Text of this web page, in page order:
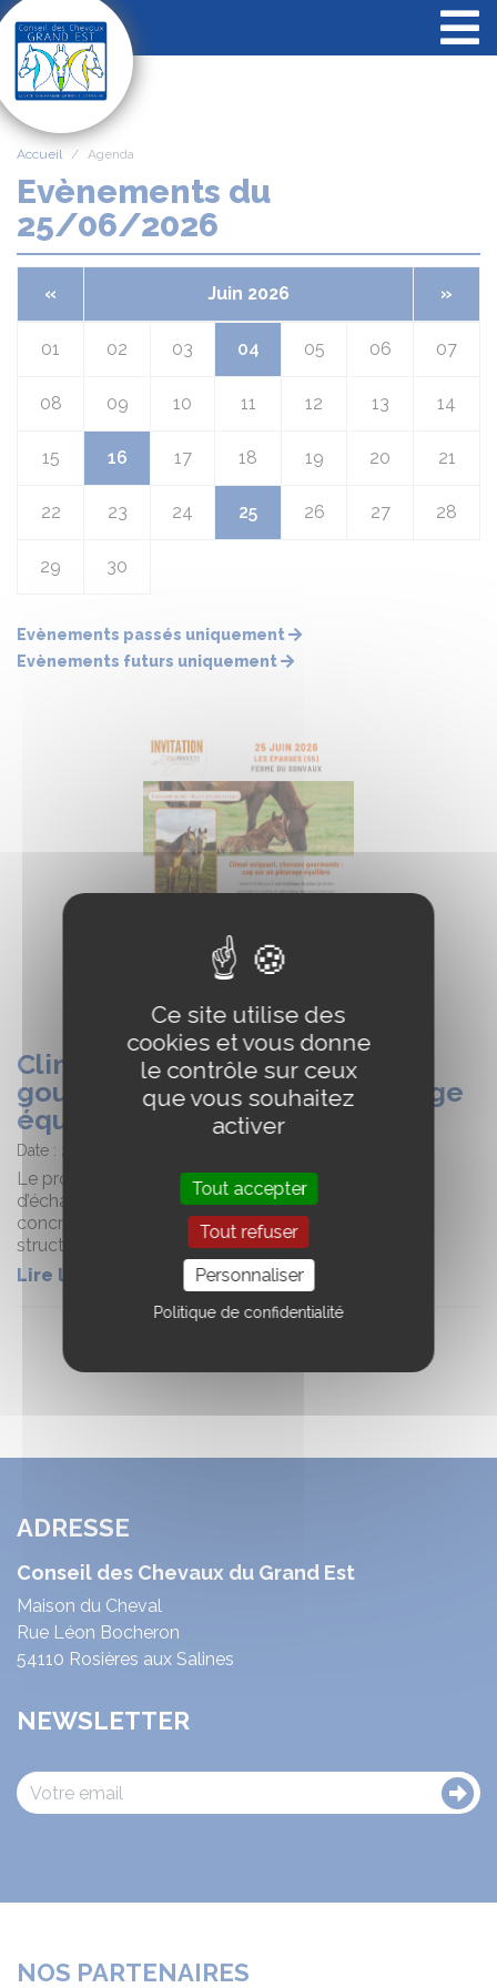
Accueil Agenda
Evènements du
25/06/2026
« Juin 2026 »
01 02 03 04 05 06 07
08 09 10 11 12 13 14
15 16 17 18 19 20 21
22 23 24 25 26 27 28
29 30
Evènements passés uniquement
Evènements futurs uniquement
Climat exigeant, chevaux
gourmands : cap sur un pâturage
équilibré !
Date : 25/06/2026
Le projet EQUINNOCCSE vous invite à une journée
d’échanges et de découvertes autour de pratiques
concrètes pour accompagner l’adaptation des
structures équines au changement climatique.
Lire la suite
ADRESSE
Conseil des Chevaux du Grand Est
Maison du Cheval
Rue Léon Bocheron
54110 Rosières aux Salines
NEWSLETTER
NOS PARTENAIRES
Panneau de gestion des cookies
Ce site utilise des
cookies et vous donne
le contrôle sur ceux
que vous souhaitez
activer
Tout accepter
Tout refuser
Personnaliser
Politique de confidentialité